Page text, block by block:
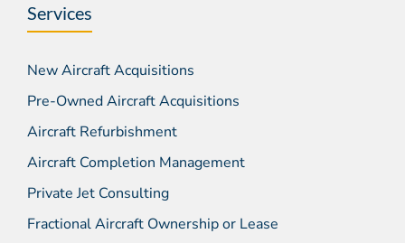
Services
New Aircraft Acquisitions
Pre-Owned Aircraft Acquisitions
Aircraft Refurbishment
Aircraft Completion Management
Private Jet Consulting
Fractional Aircraft Ownership or Lease